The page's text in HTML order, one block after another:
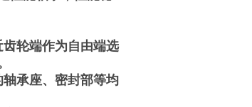
轮端作为自由端选
承座、密封部等均